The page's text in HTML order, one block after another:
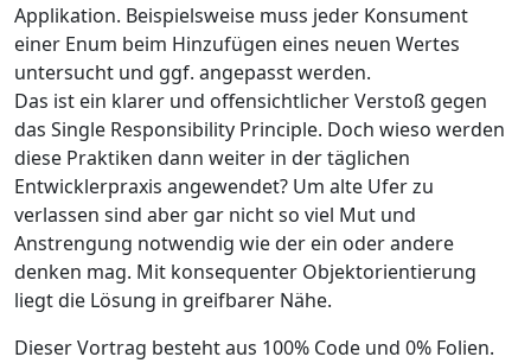
Applikation. Beispielsweise muss jeder Konsument
einer Enum beim Hinzufügen eines neuen Wertes
untersucht und ggf. angepasst werden.
Das ist ein klarer und offensichtlicher Verstoß gegen
das Single Responsibility Principle. Doch wieso werden
diese Praktiken dann weiter in der täglichen
Entwicklerpraxis angewendet? Um alte Ufer zu
verlassen sind aber gar nicht so viel Mut und
Anstrengung notwendig wie der ein oder andere
denken mag. Mit konsequenter Objektorientierung
liegt die Lösung in greifbarer Nähe.
Dieser Vortrag besteht aus 100% Code und 0% Folien.